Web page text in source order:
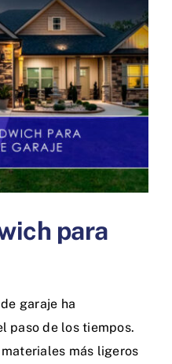
para
garaje ha
paso de los tiempos.
más ligeros